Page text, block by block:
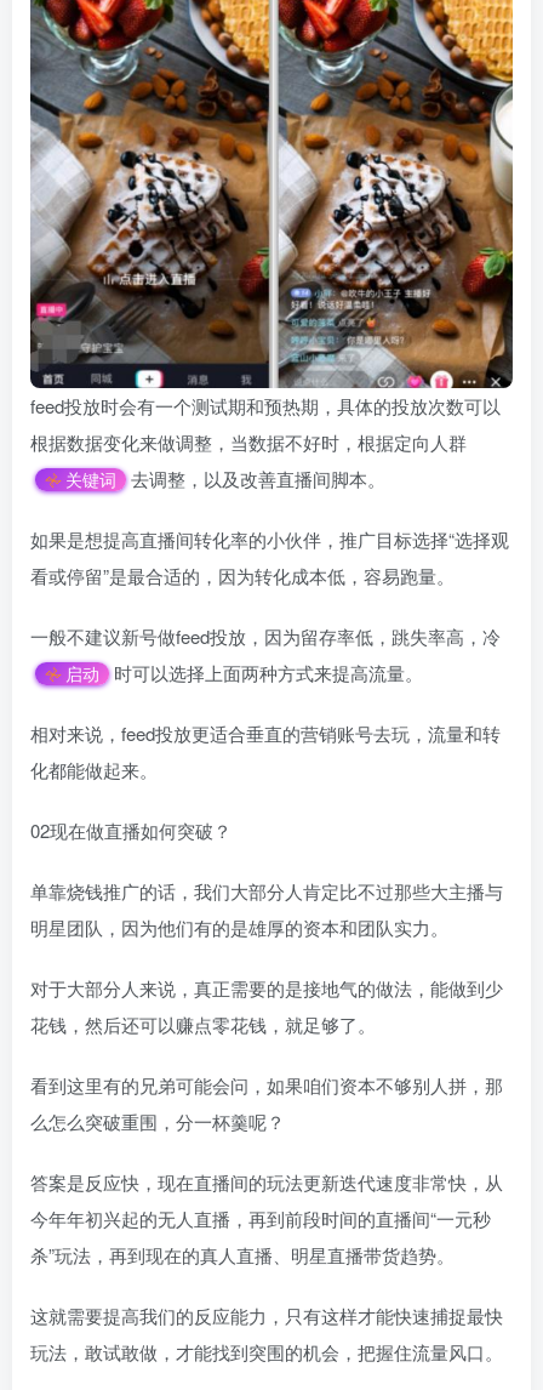
feed投放时会有一个测试期和预热期，具体的投放次数可以
根据数据变化来做调整，当数据不好时，根据定向人群
关键词 去调整，以及改善直播间脚本。
如果是想提高直播间转化率的小伙伴，推广目标选择“选择观
看或停留”是最合适的，因为转化成本低，容易跑量。
一般不建议新号做feed投放，因为留存率低，跳失率高，冷
启动 时可以选择上面两种方式来提高流量。
相对来说，feed投放更适合垂直的营销账号去玩，流量和转
化都能做起来。
02现在做直播如何突破？
单靠烧钱推广的话，我们大部分人肯定比不过那些大主播与
明星团队，因为他们有的是雄厚的资本和团队实力。
对于大部分人来说，真正需要的是接地气的做法，能做到少
花钱，然后还可以赚点零花钱，就足够了。
看到这里有的兄弟可能会问，如果咱们资本不够别人拼，那
么怎么突破重围，分一杯羹呢？
答案是反应快，现在直播间的玩法更新迭代速度非常快，从
今年年初兴起的无人直播，再到前段时间的直播间“一元秒
杀”玩法，再到现在的真人直播、明星直播带货趋势。
这就需要提高我们的反应能力，只有这样才能快速捕捉最快
玩法，敢试敢做，才能找到突围的机会，把握住流量风口。